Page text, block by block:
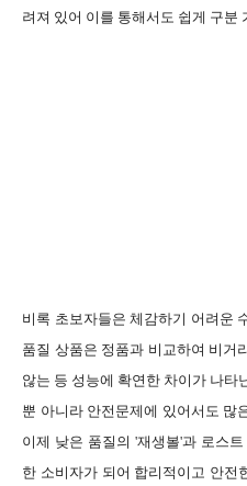
려져 있어 이를 통해서도 쉽게 구분
비록 초보자들은 체감하기 어려운
품질 상품은 정품과 비교하여 비거
않는 등 성능에 확연한 차이가 나타
뿐 아니라 안전문제에 있어서도 많
이제 낮은 품질의 '재생볼'과 로스
한 소비자가 되어 합리적이고 안전